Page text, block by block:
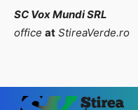
SC Vox Mundi SRL
office at StireaVerde.ro